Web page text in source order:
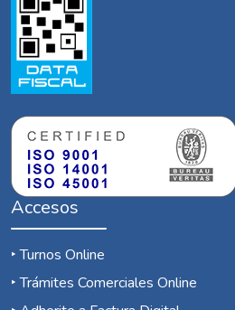
Accesos
‣Turnos Online
‣Trámites Comerciales Online